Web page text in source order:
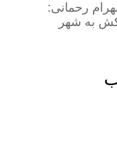
رحمانی:
به شهر